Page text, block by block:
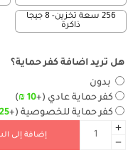
256 سعة تخزين- 8 جيجا
ذاكرة
هل تريد اضافة كفر حماية؟
بدون
كفر حماية عادي (+
10
₪
)
كفر حماية للخصوصية (+
25
إضافة إلى